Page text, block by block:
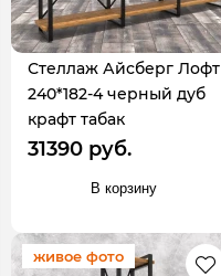
Стеллаж Айсберг Лофт
240*182-4 черный дуб
крафт табак
31390 руб.
В корзину
живое фото